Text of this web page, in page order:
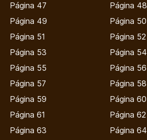
Página 47
Página 48
Página 49
Página 50
Página 51
Página 52
Página 53
Página 54
Página 55
Página 56
Página 57
Página 58
Página 59
Página 60
Página 61
Página 62
Página 63
Página 64